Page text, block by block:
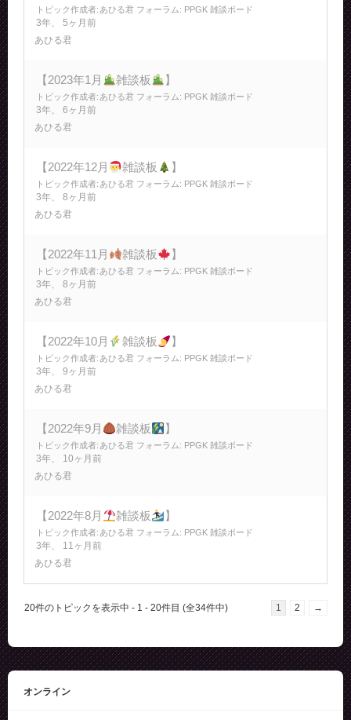
トピック作成者:あひる君 フォーラム: PPGK 雑談ボード
3年、 5ヶ月前
あひる君
【2023年1月 雑談板 】
トピック作成者:あひる君 フォーラム: PPGK 雑談ボード
3年、 6ヶ月前
あひる君
【2022年12月 雑談板 】
トピック作成者:あひる君 フォーラム: PPGK 雑談ボード
3年、 8ヶ月前
あひる君
【2022年11月 雑談板 】
トピック作成者:あひる君 フォーラム: PPGK 雑談ボード
3年、 8ヶ月前
あひる君
【2022年10月 雑談板 】
トピック作成者:あひる君 フォーラム: PPGK 雑談ボード
3年、 9ヶ月前
あひる君
【2022年9月 雑談板 】
トピック作成者:あひる君 フォーラム: PPGK 雑談ボード
3年、 10ヶ月前
あひる君
【2022年8月 雑談板 】
トピック作成者:あひる君 フォーラム: PPGK 雑談ボード
3年、 11ヶ月前
あひる君
20件のトピックを表示中 - 1 - 20件目 (全34件中) 1 2 →
オンライン